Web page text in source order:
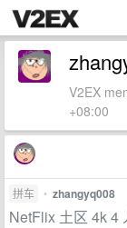
V2EX
+08:00
拼车 • zhangyq008
NetFlix 土区 4k 4